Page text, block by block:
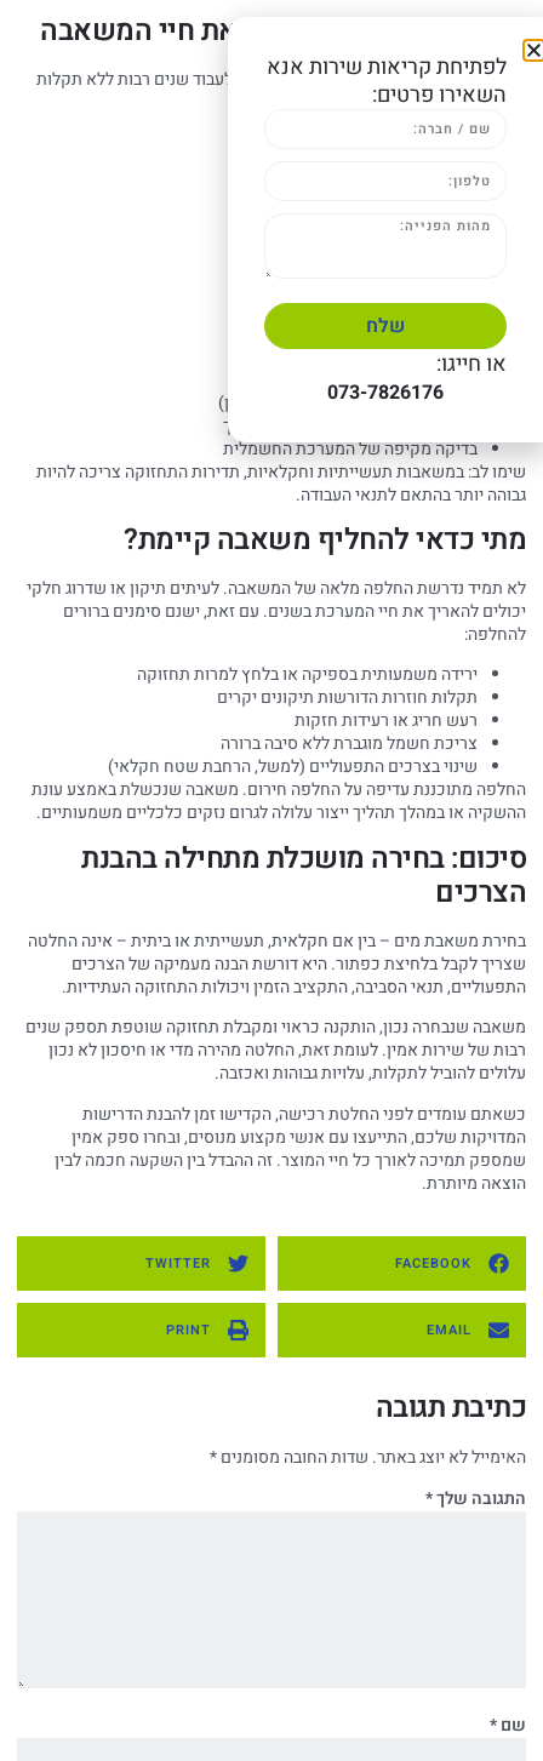
תחזוקה שוטפת: להאריך את חיי המשאבה
משאבת מים שמקבלת תחזוקה נכונה יכולה לעבוד שנים רבות ללא תקלות
משמעותיות. תחזוקה נכונה כוללת:
בדיקות חודשיות:
בדיקת רעשים חריגים ורעידות
בדיקת דליפות
בדיקת לחץ ספיקה
בדיקת חיבורים חשמליים
תחזוקה שנתית:
החלפת שמן (במשאבות עם מנוע שמן)
החלפת אטמים ומיסבים במידת הצורך
בדיקה מקיפה של המערכת החשמלית
שימו לב: במשאבות תעשייתיות וחקלאיות, תדירות התחזוקה צריכה להיות
גבוהה יותר בהתאם לתנאי העבודה.
מתי כדאי להחליף משאבה קיימת?
לא תמיד נדרשת החלפה מלאה של המשאבה. לעיתים תיקון או שדרוג חלקי
יכולים להאריך את חיי המערכת בשנים. עם זאת, ישנם סימנים ברורים
להחלפה:
ירידה משמעותית בספיקה או בלחץ למרות תחזוקה
תקלות חוזרות הדורשות תיקונים יקרים
רעש חריג או רעידות חזקות
צריכת חשמל מוגברת ללא סיבה ברורה
שינוי בצרכים התפעוליים (למשל, הרחבת שטח חקלאי)
החלפה מתוכננת עדיפה על החלפה חירום. משאבה שנכשלת באמצע עונת
ההשקיה או במהלך תהליך ייצור עלולה לגרום נזקים כלכליים משמעותיים.
סיכום: בחירה מושכלת מתחילה בהבנת
הצרכים
בחירת משאבת מים – בין אם חקלאית, תעשייתית או ביתית – אינה החלטה
שצריך לקבל בלחיצת כפתור. היא דורשת הבנה מעמיקה של הצרכים
התפעוליים, תנאי הסביבה, התקציב הזמין ויכולות התחזוקה העתידיות.
משאבה שנבחרה נכון, הותקנה כראוי ומקבלת תחזוקה שוטפת תספק שנים
רבות של שירות אמין. לעומת זאת, החלטה מהירה מדי או חיסכון לא נכון
עלולים להוביל לתקלות, עלויות גבוהות ואכזבה.
כשאתם עומדים לפני החלטת רכישה, הקדישו זמן להבנת הדרישות
המדויקות שלכם, התייעצו עם אנשי מקצוע מנוסים, ובחרו ספק אמין
שמספק תמיכה לאורך כל חיי המוצר. זה ההבדל בין השקעה חכמה לבין
הוצאה מיותרת.
FACEBOOK
TWITTER
EMAIL
PRINT
כתיבת תגובה
האימייל לא יוצג באתר. שדות החובה מסומנים*
התגובה שלך*
שם*
לפתיחת קריאות שירות אנא
השאירו פרטים:
שלח
או חייגו:
073-7826176